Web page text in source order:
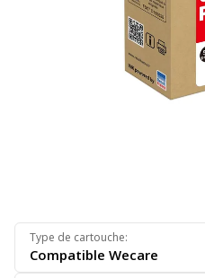
Type de cartouche:
Compatible Wecare